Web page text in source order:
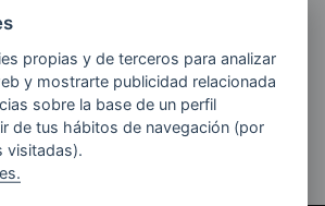
de Arte Contemporáneo (CYXAC)
en Arte
y Performativo ACTP
de Bienes Culturales
propias y de terceros para analizar
y mostrarte publicidad relacionada
sobre la base de un perfil
de tus hábitos de navegación (por
visitadas).